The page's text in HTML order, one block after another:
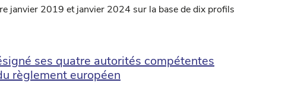
janvier 2019 et janvier 2024 sur la base de dix profils
ses quatre autorités compétentes
règlement européen